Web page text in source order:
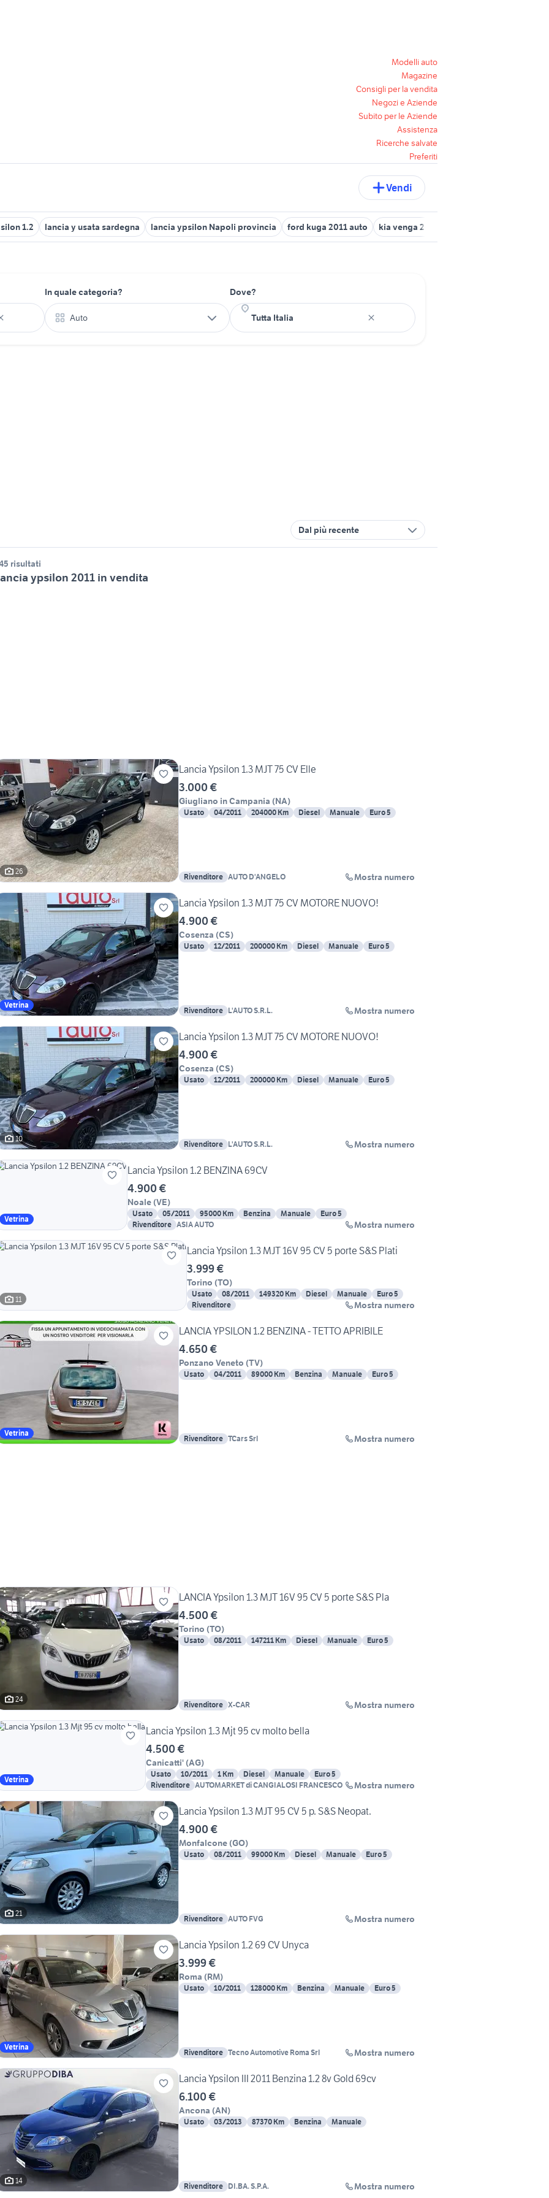
Modelli auto
Magazine
Consigli per la vendita
Negozi e Aziende
Subito per le Aziende
Assistenza
Ricerche salvate
Preferiti
Vendi
1.2 lancia y usata sardegna lancia ypsilon Napoli provincia ford kuga 2011 auto kia venga 2011 auto
In quale categoria?
Auto
Dove?
Dal più recente
risultati
ypsilon 2011 in vendita
26
Lancia Ypsilon 1.3 MJT 75 CV Elle
3.000 €
Giugliano in Campania (NA)
Usato 04/2011 204000 Km Diesel Manuale Euro 5
Rivenditore AUTO D'ANGELO Mostra numero
Vetrina
Lancia Ypsilon 1.3 MJT 75 CV MOTORE NUOVO!
4.900 €
Cosenza (CS)
Usato 12/2011 200000 Km Diesel Manuale Euro 5
Rivenditore L'AUTO S.R.L. Mostra numero
10
Lancia Ypsilon 1.3 MJT 75 CV MOTORE NUOVO!
4.900 €
Cosenza (CS)
Usato 12/2011 200000 Km Diesel Manuale Euro 5
Rivenditore L'AUTO S.R.L. Mostra numero
Vetrina
Lancia Ypsilon 1.2 BENZINA 69CV
4.900 €
Noale (VE)
Usato 05/2011 95000 Km Benzina Manuale
Euro 5
Rivenditore ASIA AUTO Mostra numero
11
Lancia Ypsilon 1.3 MJT 16V 95 CV 5 porte S&S Plati
3.999 €
Torino (TO)
Usato 08/2011 149320 Km Diesel Manuale
Euro 5
Rivenditore
Mostra numero
Vetrina
LANCIA YPSILON 1.2 BENZINA - TETTO APRIBILE
4.650 €
Ponzano Veneto (TV)
Usato 04/2011 89000 Km Benzina Manuale Euro 5
Rivenditore TCars Srl Mostra numero
24
LANCIA Ypsilon 1.3 MJT 16V 95 CV 5 porte S&S Pla
4.500 €
Torino (TO)
Usato 08/2011 147211 Km Diesel Manuale Euro 5
Rivenditore X-CAR Mostra numero
Vetrina
Lancia Ypsilon 1.3 Mjt 95 cv molto bella
4.500 €
Canicatti' (AG)
Usato 10/2011 1 Km Diesel Manuale
Euro 5
Rivenditore AUTOMARKET di CANGIALOSI FRANCESCO Mostra numero
21
Lancia Ypsilon 1.3 MJT 95 CV 5 p. S&S Neopat.
4.900 €
Monfalcone (GO)
Usato 08/2011 99000 Km Diesel Manuale Euro 5
Rivenditore AUTO FVG Mostra numero
Vetrina
Lancia Ypsilon 1.2 69 CV Unyca
3.999 €
Roma (RM)
Usato 10/2011 128000 Km Benzina Manuale Euro 5
Rivenditore Tecno Automotive Roma Srl Mostra numero
14
Lancia Ypsilon III 2011 Benzina 1.2 8v Gold 69cv
6.100 €
Ancona (AN)
Usato 03/2013 87370 Km Benzina Manuale
Rivenditore DI.BA. S.P.A. Mostra numero